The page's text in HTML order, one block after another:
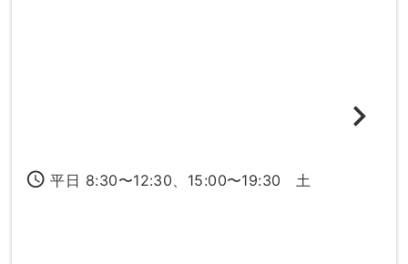
access_time 平日 8:30〜12:30、15:00〜19:30 土